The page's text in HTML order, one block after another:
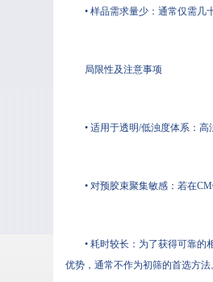
• 样品需求量少：通常仅需几
局限性及注意事项
• 适用于透明/低浊度体系：
• 对预胶束聚集敏感：若在
• 耗时较长：为了获得可靠的
优势，通常不作为初筛的首选方法